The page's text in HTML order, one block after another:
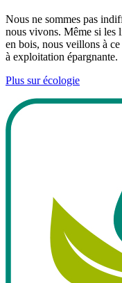
Nous ne sommes pas
nous vivons. Même si les
en bois, nous veillons à
à exploitation épargnante.
Plus sur écologie